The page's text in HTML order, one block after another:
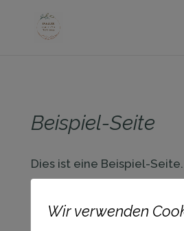
.entry-title { display:none; }
Beispiel-Seite
Dies ist eine Beispiel-
unterscheidet sich von
stets an der selben Stelle
Wir verwenden